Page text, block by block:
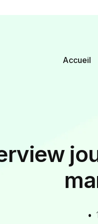
Accueil